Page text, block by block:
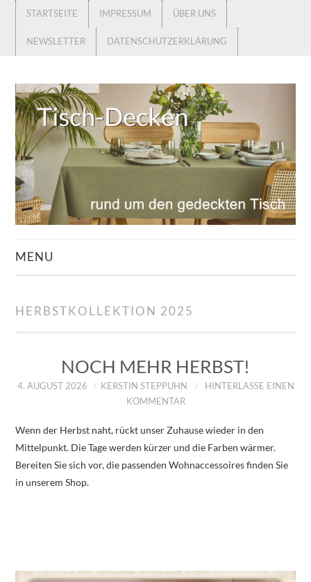
STARTSEITE IMPRESSUM ÜBER UNS
NEWSLETTER DATENSCHUTZERKLÄRUNG
MENU
ÜBER UNS
DATENSCHUTZERKLÄRUNG
HERBSTKOLLEKTION 2025
NOCH MEHR HERBST!
4. AUGUST 2026 KERSTIN STEPPUHN
HINTERLASSE EINEN
KOMMENTAR
Wenn der Herbst naht, rückt unser Zuhause wieder in den
Mittelpunkt. Die Tage werden kürzer und die Farben wärmer.
Bereiten Sie sich vor, die passenden Wohnaccessoires finden Sie
in unserem Shop.